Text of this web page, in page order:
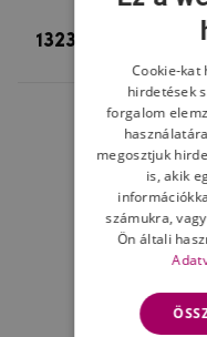
1323 Ft
Cookie-kat
hirdetések
forgalom
megosztjuk
is, akik
számukra,
Ön általi